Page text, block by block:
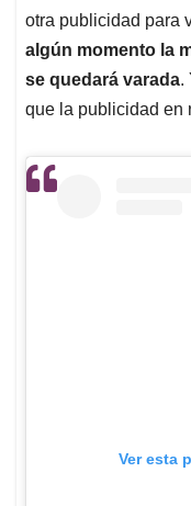
otra publicidad para
algún momento la
se quedará varada.
que la publicidad en
Ver esta